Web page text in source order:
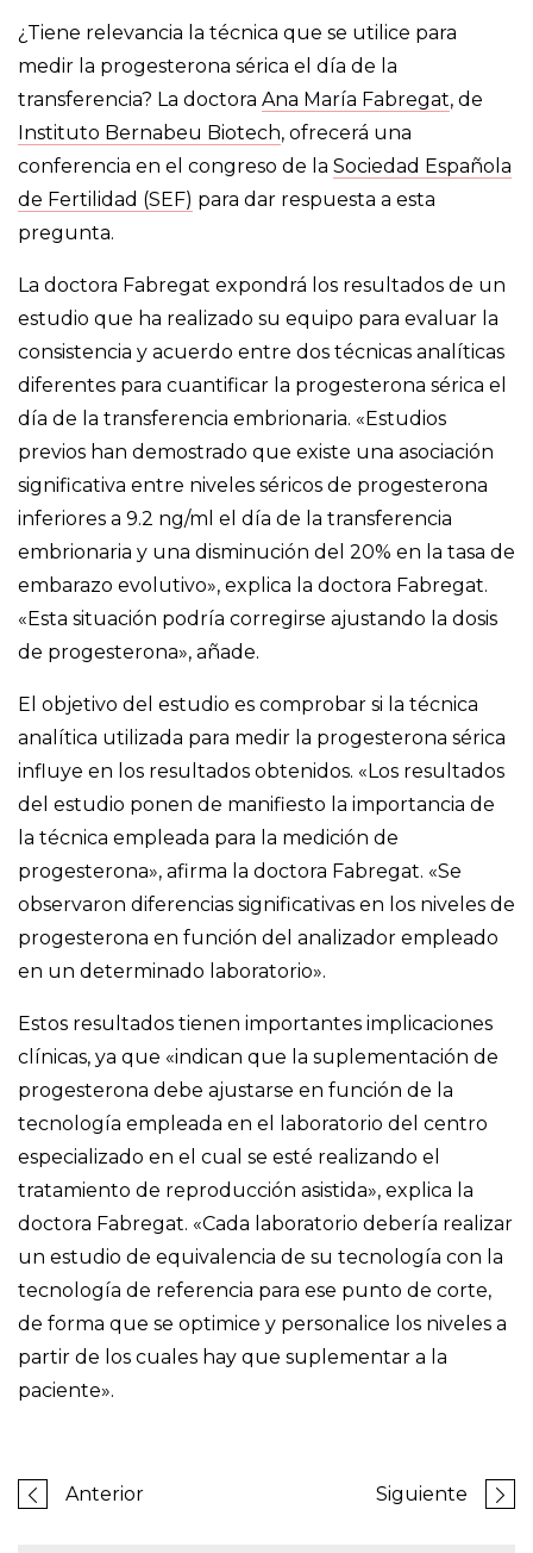
¿Tiene relevancia la técnica que se utilice para
medir la progesterona sérica el día de la
transferencia? La doctora Ana María Fabregat, de
Instituto Bernabeu Biotech, ofrecerá una
conferencia en el congreso de la Sociedad Española
de Fertilidad (SEF) para dar respuesta a esta
pregunta.
La doctora Fabregat expondrá los resultados de un
estudio que ha realizado su equipo para evaluar la
consistencia y acuerdo entre dos técnicas analíticas
diferentes para cuantificar la progesterona sérica el
día de la transferencia embrionaria. «Estudios
previos han demostrado que existe una asociación
significativa entre niveles séricos de progesterona
inferiores a 9.2 ng/ml el día de la transferencia
embrionaria y una disminución del 20% en la tasa de
embarazo evolutivo», explica la doctora Fabregat.
«Esta situación podría corregirse ajustando la dosis
de progesterona», añade.
El objetivo del estudio es comprobar si la técnica
analítica utilizada para medir la progesterona sérica
influye en los resultados obtenidos. «Los resultados
del estudio ponen de manifiesto la importancia de
la técnica empleada para la medición de
progesterona», afirma la doctora Fabregat. «Se
observaron diferencias significativas en los niveles de
progesterona en función del analizador empleado
en un determinado laboratorio».
Estos resultados tienen importantes implicaciones
clínicas, ya que «indican que la suplementación de
progesterona debe ajustarse en función de la
tecnología empleada en el laboratorio del centro
especializado en el cual se esté realizando el
tratamiento de reproducción asistida», explica la
doctora Fabregat. «Cada laboratorio debería realizar
un estudio de equivalencia de su tecnología con la
tecnología de referencia para ese punto de corte,
de forma que se optimice y personalice los niveles a
partir de los cuales hay que suplementar a la
paciente».
Anterior Siguiente